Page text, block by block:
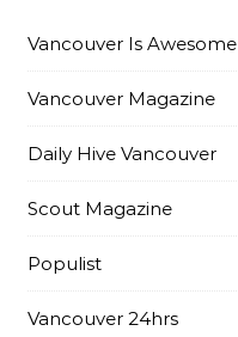
Vancouver Is Awesome
Vancouver Magazine
Daily Hive Vancouver
Scout Magazine
Populist
Vancouver 24hrs